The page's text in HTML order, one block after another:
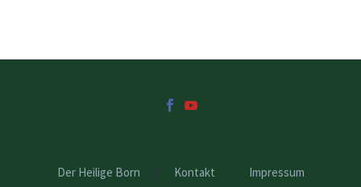
Der Heilige Born Kontakt Impressum